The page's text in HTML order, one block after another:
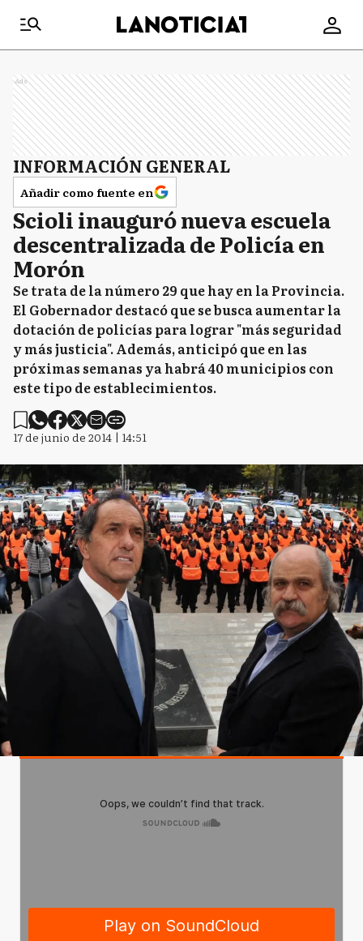
Ads
INFORMACIÓN GENERAL
Añadir como fuente en
Scioli inauguró nueva escuela
descentralizada de Policía en
Morón
Se trata de la número 29 que hay en la Provincia.
El Gobernador destacó que se busca aumentar la
dotación de policías para lograr "más seguridad
y más justicia". Además, anticipó que en las
próximas semanas ya habrá 40 municipios con
este tipo de establecimientos.
17 de junio de 2014 | 14:51